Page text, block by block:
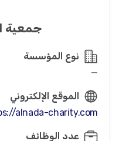
جمعية
نوع المؤسسة
—
الموقع الإلكتروني
alnada-charity.com
عدد الوظائف